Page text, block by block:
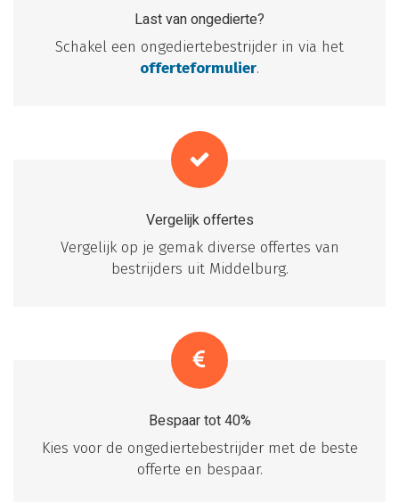
Last van ongedierte?
Schakel een ongediertebestrijder in via het
offerteformulier.
Vergelijk offertes
Vergelijk op je gemak diverse offertes van
bestrijders uit Middelburg.
Bespaar tot 40%
Kies voor de ongediertebestrijder met de beste
offerte en bespaar.